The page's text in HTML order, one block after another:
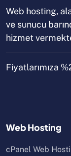
Web hosting,
ve sunucu
hizmet
Fiyatlarımıza
Web Hosting
cPanel Web